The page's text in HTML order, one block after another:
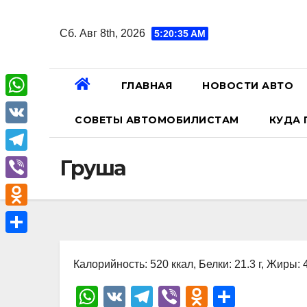
Сб. Авг 8th, 2026 5:20:36 AM
ГЛАВНАЯ НОВОСТИ АВТО
СОВЕТЫ АВТОМОБИЛИСТАМ КУДА
Груша
Калорийность: 520 ккал, Белки: 21.3 г, Жиры:
W
V
T
Vi
O
W
h
a
A
V
K
T
e
l
e
V
i
b
O